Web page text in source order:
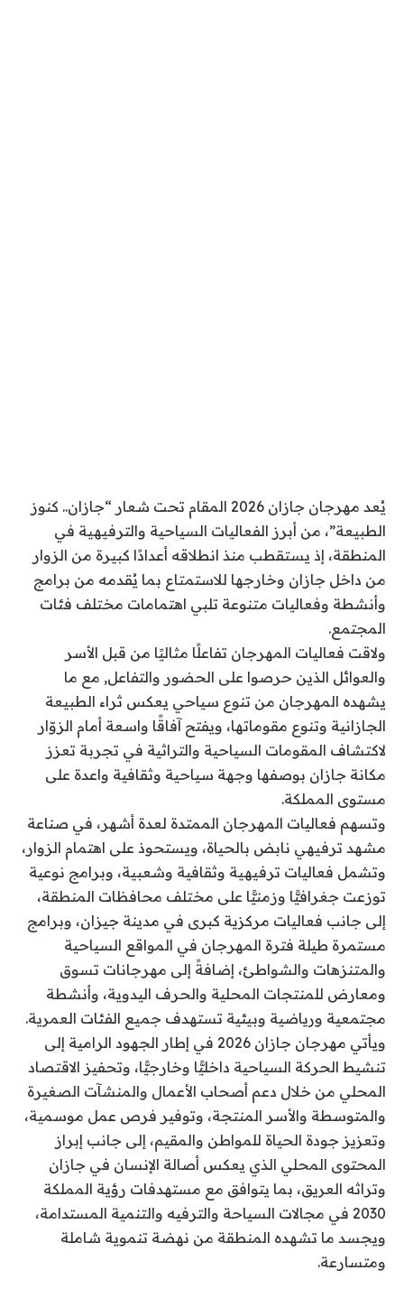
يُعد مهرجان جازان 2026 المقام تحت شعار “جازان.. كنوز
الطبيعة”، من أبرز الفعاليات السياحية والترفيهية في
المنطقة، إذ يستقطب منذ انطلاقه أعدادًا كبيرة من الزوار
من داخل جازان وخارجها للاستمتاع بما يُقدمه من برامج
وأنشطة وفعاليات متنوعة تلبي اهتمامات مختلف فئات
المجتمع.
ولاقت فعاليات المهرجان تفاعلًا مثاليًا من قبل الأسر
والعوائل الذين حرصوا على الحضور والتفاعل, مع ما
يشهده المهرجان من تنوع سياحي يعكس ثراء الطبيعة
الجازانية وتنوع مقوماتها، ويفتح آفاقًا واسعة أمام الزوّار
لاكتشاف المقومات السياحية والتراثية في تجربة تعزز
مكانة جازان بوصفها وجهة سياحية وثقافية واعدة على
مستوى المملكة.
وتسهم فعاليات المهرجان الممتدة لعدة أشهر، في صناعة
مشهد ترفيهي نابض بالحياة، ويستحوذ على اهتمام الزوار،
وتشمل فعاليات ترفيهية وثقافية وشعبية، وبرامج نوعية
توزعت جغرافيًّا وزمنيًّا على مختلف محافظات المنطقة،
إلى جانب فعاليات مركزية كبرى في مدينة جيزان، وبرامج
مستمرة طيلة فترة المهرجان في المواقع السياحية
والمتنزهات والشواطئ، إضافةً إلى مهرجانات تسوق
ومعارض للمنتجات المحلية والحرف اليدوية، وأنشطة
مجتمعية ورياضية وبيئية تستهدف جميع الفئات العمرية.
ويأتي مهرجان جازان 2026 في إطار الجهود الرامية إلى
تنشيط الحركة السياحية داخليًّا وخارجيًّا، وتحفيز الاقتصاد
المحلي من خلال دعم أصحاب الأعمال والمنشآت الصغيرة
والمتوسطة والأسر المنتجة، وتوفير فرص عمل موسمية،
وتعزيز جودة الحياة للمواطن والمقيم، إلى جانب إبراز
المحتوى المحلي الذي يعكس أصالة الإنسان في جازان
وتراثه العريق، بما يتوافق مع مستهدفات رؤية المملكة
2030 في مجالات السياحة والترفيه والتنمية المستدامة،
ويجسد ما تشهده المنطقة من نهضة تنموية شاملة
ومتسارعة.